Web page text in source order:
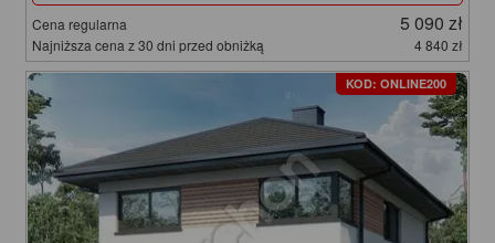
Cena regularna 5 090 zł
Najniższa cena z 30 dni przed obniżką 4 840 zł
KOD: ONLINE200